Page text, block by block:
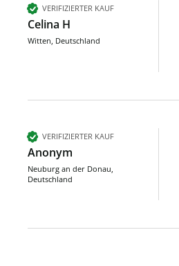
VERIFIZIERTER KAUF
Celina H
Witten, Deutschland
VERIFIZIERTER KAUF
Anonym
Neuburg an der Donau,
Deutschland